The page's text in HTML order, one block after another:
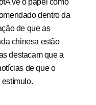
dentro da
de que as
chinesa estão
destacam que a
de que o